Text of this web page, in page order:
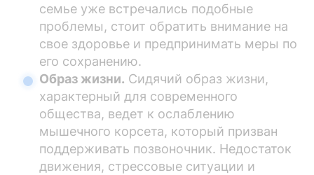
семье уже встречались подобные
проблемы, стоит обратить внимание на
свое здоровье и предпринимать меры по
его сохранению.
Образ жизни. Сидячий образ жизни,
характерный для современного
общества, ведет к ослаблению
мышечного корсета, который призван
поддерживать позвоночник. Недостаток
движения, стрессовые ситуации и